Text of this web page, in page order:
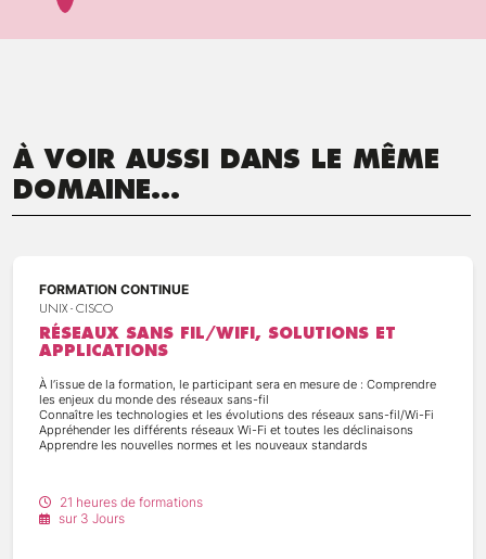
À VOIR AUSSI DANS LE MÊME
DOMAINE...
FORMATION CONTINUE
UNIX - CISCO
RÉSEAUX SANS FIL/WIFI, SOLUTIONS ET
APPLICATIONS
À l’issue de la formation, le participant sera en mesure de : Comprendre
les enjeux du monde des réseaux sans-fil
Connaître les technologies et les évolutions des réseaux sans-fil/Wi-Fi
Appréhender les différents réseaux Wi-Fi et toutes les déclinaisons
Apprendre les nouvelles normes et les nouveaux standards
21 heures de formations
sur 3 Jours